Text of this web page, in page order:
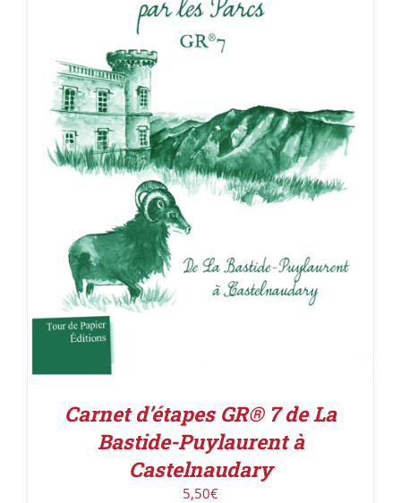
ACHETER LE PRODUIT / DÉTAILS
Carnet d’étapes GR® 7 de La
Bastide-Puylaurent à
Castelnaudary
5,50€